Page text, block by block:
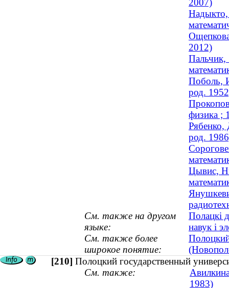
2007)
Надыкто,
2012)
Пальчик,
Поболь,
род.
физика ;
Рябенко,
род.
Цывис,
См. также на другом
языке:
Полацкі
навук і
См. также более
широкое понятие:
[210] Полоцкий государственный
См. также:
1983)